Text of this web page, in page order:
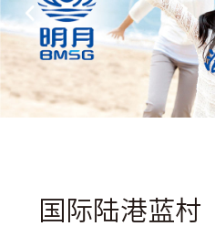
国际陆港蓝村